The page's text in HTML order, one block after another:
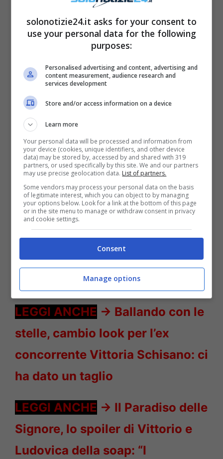
Matrimonio a Prima Vista ex protagonisti – Solonotizie24
LEGGI ANCHE -> Ballando con le
stelle, cambio look per l’ex
concorrente Vittoria Schisano: ci
ha dato un taglio
LEGGI ANCHE -> Il Paradiso delle
Signore, lo spoiler di Vittorio e
Ludovica della soap: “I
solonotizie24.it asks for your consent to
use your personal data for the following
purposes:
Personalised advertising and content, advertising and
content measurement, audience research and
services development
Store and/or access information on a device
Learn more
Your personal data will be processed and information from
your device (cookies, unique identifiers, and other device
data) may be stored by, accessed by and shared with 319
partners, or used specifically by this site. We and our partners
may use precise geolocation data. List of partners.
Some vendors may process your personal data on the basis
of legitimate interest, which you can object to by managing
your options below. Look for a link at the bottom of this page
or in the site menu to manage or withdraw consent in privacy
and cookie settings.
Consent
Manage options